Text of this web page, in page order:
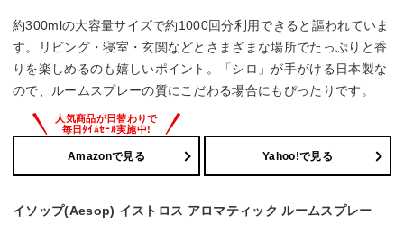
約300mlの大容量サイズで約1000回分利用できると謳われていま
す。リビング・寝室・玄関などとさまざまな場所でたっぷりと香
りを楽しめるのも嬉しいポイント。「シロ」が手がける日本製な
ので、ルームスプレーの質にこだわる場合にもぴったりです。
Amazonで見る Yahoo!で見る
イソップ(Aesop) イストロス アロマティック ルームスプレー